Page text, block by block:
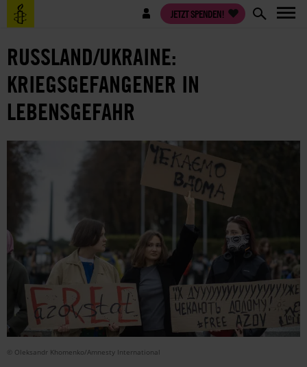
Direkt
zum
Benutzermenü JETZT SPENDEN!
RUSSLAND/UKRAINE:
KRIEGSGEFANGENER IN
LEBENSGEFAHR
© Oleksandr Khomenko/Amnesty International